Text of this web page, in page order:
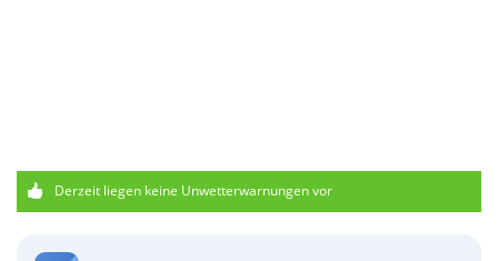
Derzeit liegen keine Unwetterwarnungen vor